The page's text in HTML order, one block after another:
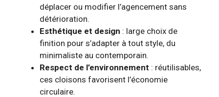
déplacer ou modifier l’agencement sans
détérioration.
Esthétique et design : large choix de
finition pour s’adapter à tout style, du
minimaliste au contemporain.
Respect de l’environnement : réutilisables,
ces cloisons favorisent l’économie
circulaire.